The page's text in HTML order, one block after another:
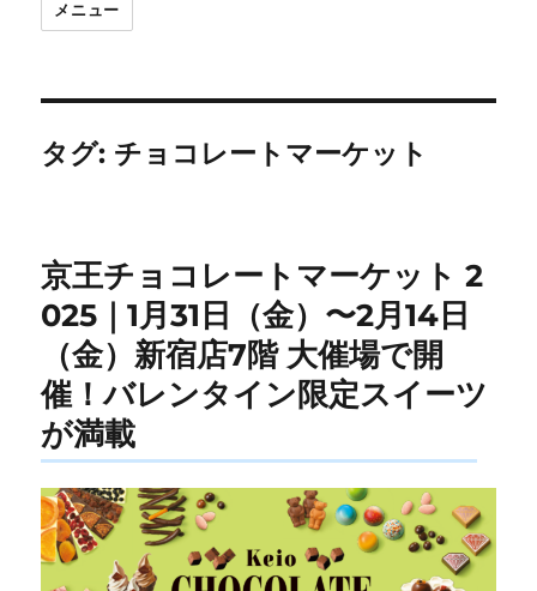
メニュー
タグ: チョコレートマーケット
京王チョコレートマーケット 2
025｜1月31日（金）〜2月14日
（金）新宿店7階 大催場で開
催！バレンタイン限定スイーツ
が満載